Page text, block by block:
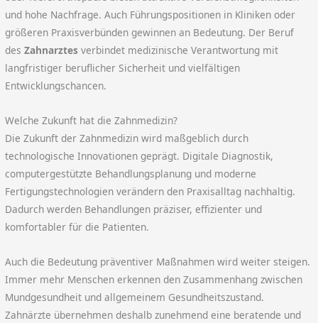
und hohe Nachfrage. Auch Führungspositionen in Kliniken oder
größeren Praxisverbünden gewinnen an Bedeutung. Der Beruf
desZahnarztes verbindet medizinische Verantwortung mit
langfristiger beruflicher Sicherheit und vielfältigen
Entwicklungschancen.
Welche Zukunft hat die Zahnmedizin?
Die Zukunft der Zahnmedizin wird maßgeblich durch
technologische Innovationen geprägt. Digitale Diagnostik,
computergestützte Behandlungsplanung und moderne
Fertigungstechnologien verändern den Praxisalltag nachhaltig.
Dadurch werden Behandlungen präziser, effizienter und
komfortabler für die Patienten.
Auch die Bedeutung präventiver Maßnahmen wird weiter steigen.
Immer mehr Menschen erkennen den Zusammenhang zwischen
Mundgesundheit und allgemeinem Gesundheitszustand.
Zahnärzte übernehmen deshalb zunehmend eine beratende und